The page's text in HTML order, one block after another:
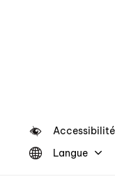
Accessibilité
Langue